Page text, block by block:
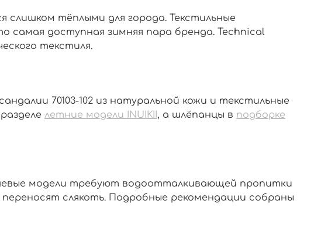
тёплыми для города. Текстильные
самая доступная зимняя пара бренда. Technical
текстиля.
70103-102 из натуральной кожи и текстильные
летние модели INUIKII , а шлёпанцы в подборке
модели требуют водоотталкивающей пропитки
слякоть. Подробные рекомендации собраны